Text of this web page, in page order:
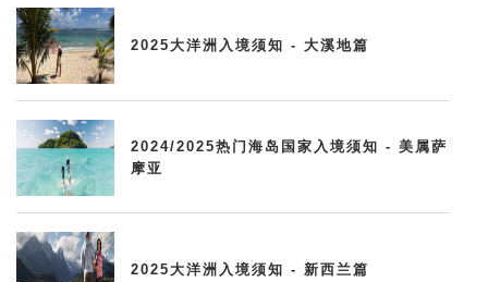
2025大洋洲入境须知 - 大溪地篇
2024/2025热门海岛国家入境须知 - 美属萨
摩亚
2025大洋洲入境须知 - 新西兰篇